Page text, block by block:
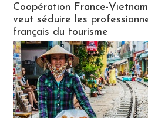
Coopération France-
veut séduire les
français du tourisme